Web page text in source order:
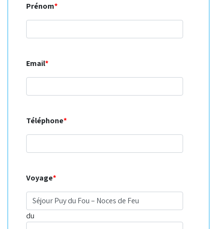
Prénom*
Email*
Téléphone*
Voyage*
du